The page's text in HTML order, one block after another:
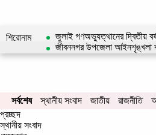
শিরোনাম জুলাই গণঅভ্যুত্থানের দ্বিতীয়
জীবননগর উপজেলা আইনশৃঙ্খলা
সর্বশেষ স্থানীয় সংবাদ জাতীয় রাজনীতি
প্রচ্ছদ
স্থানীয় সংবাদ